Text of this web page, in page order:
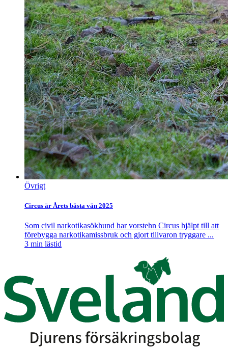
Övrigt
Circus är Årets bästa vän 2025
Som civil narkotikasökhund har vorstehn Circus hjälpt till att
förebygga narkotikamissbruk och gjort tillvaron tryggare ...
3 min lästid